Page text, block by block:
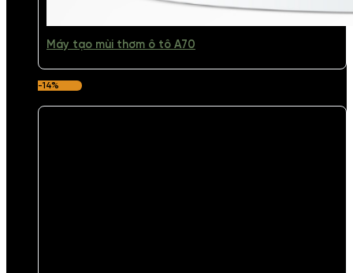
Máy tạo mùi thơm ô tô A70
-14%